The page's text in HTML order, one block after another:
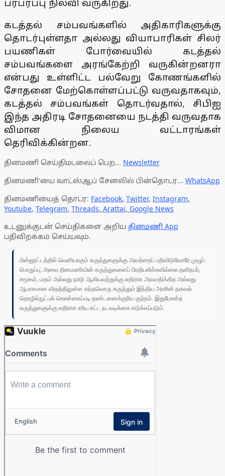
பரபரப்பு நிலவி வருகிறது.
கடத்தல் சம்பவங்களில் அதிகாரிகளுக்கு
தொடர்புள்ளதா அல்லது வியாபாரிகள் சிலர்
பயணிகள் போர்வையில் கடத்தல்
சம்பவங்களை அரங்கேற்றி வருகின்றனரா
என்பது உள்ளிட்ட பல்வேறு கோணங்களில்
சோதனை மேற்கொள்ளப்பட்டு வருவதாகவும்,
கடத்தல் சம்பவங்கள் தொடர்வதால், சிபிஐ
இந்த அதிரடி சோதனையை நடத்தி வருவதாக
விமான நிலைய வட்டாரங்கள்
தெரிவிக்கின்றன.
தினமணி செய்திமடலைப் பெற... Newsletter
தினமணி'யை வாட்ஸ்ஆப் சேனலில் பின்தொடர... WhatsApp
தினமணியைத் தொடர: Facebook, Twitter, Instagram,
Youtube, Telegram, Threads, Arattai, Google News
உடனுக்குடன் செய்திகளை அறிய தினமணி App
பதிவிறக்கம் செய்யவும்.
பின்னூட்டத்தில் வெளியாகும் கருத்துகளுக்கு அவற்றைப் பதிவிடுவோரே முழுப்
பொறுப்பு; அவை தினமணியின் கருத்துகளைப் பிரதிபலிக்கவில்லை.தனிநபர்,
சமூகம், மதம் அல்லது நாடு ஆகியவற்றுக்கு எதிராக அவமதிக்கிற அல்லது
ஆபாசமான விதத்திலுள்ள எந்தவொரு கருத்தும் இந்திய அரசின் தகவல்
தொழில்நுட்பக் கொள்கைப்படி தண்டனைக்குரிய குற்றம். இதுபோன்ற
கருத்துகளுக்கு எதிராக உரிய சட்ட நடவடிக்கை எடுக்கப்படும்.